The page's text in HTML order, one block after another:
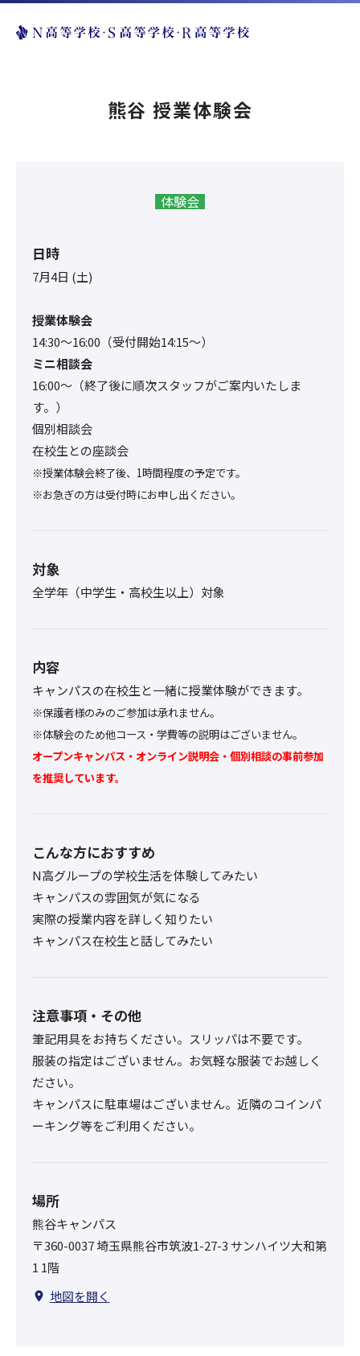
熊谷 授業体験会
体験会
日時
7月4日 (土)
授業体験会
14:30〜16:00（受付開始14:15～）
ミニ相談会
16:00〜（終了後に順次スタッフがご案内いたしま
す。）
個別相談会
在校生との座談会
※授業体験会終了後、1時間程度の予定です。
※お急ぎの方は受付時にお申し出ください。
対象
全学年（中学生・高校生以上）対象
内容
キャンパスの在校生と一緒に授業体験ができます。
※保護者様のみのご参加は承れません。
※体験会のため他コース・学費等の説明はございません。
オープンキャンパス・オンライン説明会・個別相談の事前参加
を推奨しています。
こんな方におすすめ
N高グループの学校生活を体験してみたい
キャンパスの雰囲気が気になる
実際の授業内容を詳しく知りたい
キャンパス在校生と話してみたい
注意事項・その他
筆記用具をお持ちください。スリッパは不要です。
服装の指定はございません。お気軽な服装でお越しく
ださい。
キャンパスに駐車場はございません。近隣のコインパ
ーキング等をご利用ください。
場所
熊谷キャンパス
〒360-0037 埼玉県熊谷市筑波1-27-3 サンハイツ大和第
1 1階
地図を開く